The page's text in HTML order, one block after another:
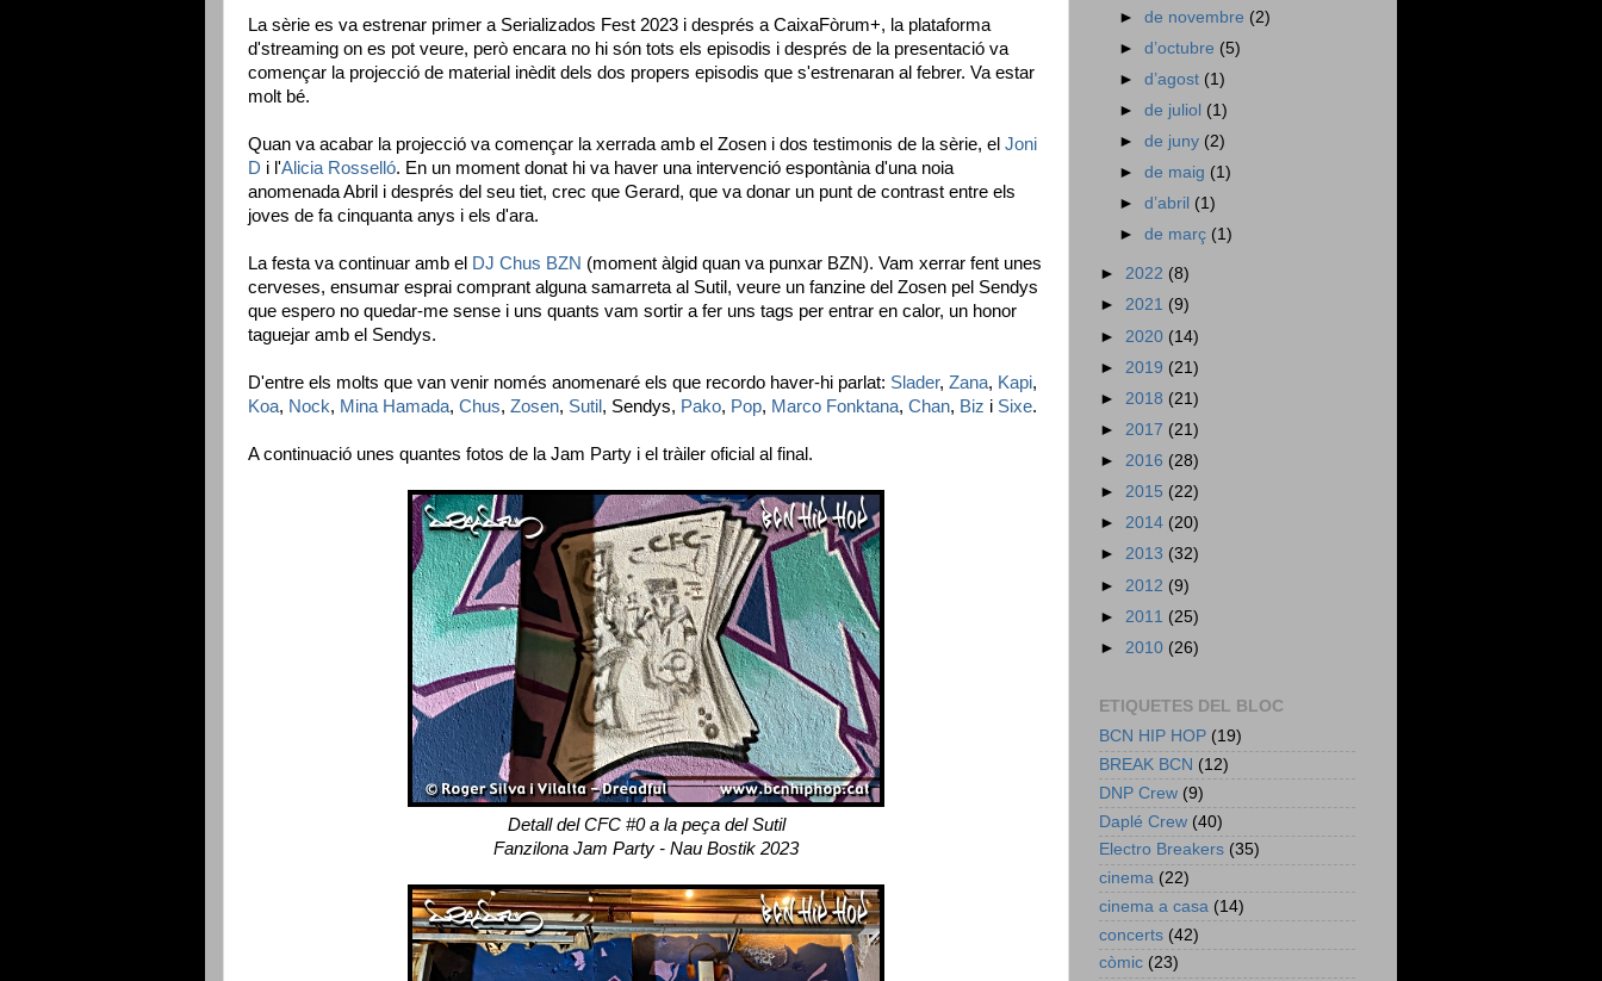
La sèrie es va estrenar primer a Serializados Fest 2023 i després a CaixaFòrum+, la plataforma
d'streaming on es pot veure, però encara no hi són tots els episodis i després de la presentació va
començar la projecció de material inèdit dels dos propers episodis que s'estrenaran al febrer. Va estar
molt bé.
Quan va acabar la projecció va començar la xerrada amb el Zosen i dos testimonis de la sèrie, el Joni
D i l'Alicia Rosselló. En un moment donat hi va haver una intervenció espontània d'una noia
anomenada Abril i després del seu tiet, crec que Gerard, que va donar un punt de contrast entre els
joves de fa cinquanta anys i els d'ara.
La festa va continuar amb el DJ Chus BZN (moment àlgid quan va punxar BZN). Vam xerrar fent unes
cerveses, ensumar esprai comprant alguna samarreta al Sutil, veure un fanzine del Zosen pel Sendys
que espero no quedar-me sense i uns quants vam sortir a fer uns tags per entrar en calor, un honor
taguejar amb el Sendys.
D'entre els molts que van venir només anomenaré els que recordo haver-hi parlat: Slader, Zana, Kapi,
Koa, Nock, Mina Hamada, Chus, Zosen, Sutil, Sendys, Pako, Pop, Marco Fonktana, Chan, Biz i Sixe.
A continuació unes quantes fotos de la Jam Party i el tràiler oficial al final.
Detall del CFC #0 a la peça del Sutil
Fanzilona Jam Party - Nau Bostik 2023
►de novembre (2)
►d’octubre (5)
►d’agost (1)
►de juliol (1)
►de juny (2)
►de maig (1)
►d’abril (1)
►de març (1)
► 2022 (8)
► 2021 (9)
► 2020 (14)
► 2019 (21)
► 2018 (21)
► 2017 (21)
► 2016 (28)
► 2015 (22)
► 2014 (20)
► 2013 (32)
► 2012 (9)
► 2011 (25)
► 2010 (26)
ETIQUETES DEL BLOC
BCN HIP HOP (19)
BREAK BCN (12)
DNP Crew (9)
Daplé Crew (40)
Electro Breakers (35)
cinema (22)
cinema a casa (14)
concerts (42)
còmic (23)